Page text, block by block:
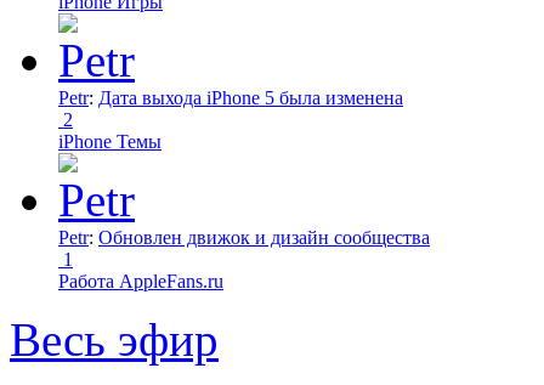
Petr: Дата выхода iPhone 5 была изменена
2
iPhone Темы
Petr: Обновлен движок и дизайн сообщества
1
Работа AppleFans.ru
Весь эфир